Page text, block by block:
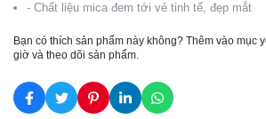
- Chất liệu mica đem tới vẻ tinh tế, đẹp mắt
Bạn có thích sản phẩm này không? Thêm vào mục
giờ và theo dõi sản phẩm.